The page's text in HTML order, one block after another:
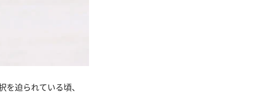
迫られている頃、